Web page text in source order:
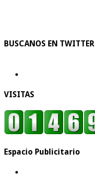
BUSCANOS EN TWITTER
VISITAS
Espacio Publicitario